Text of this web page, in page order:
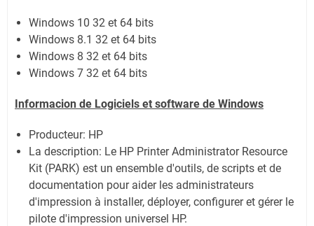
Windows 10 32 et 64 bits
Windows 8.1 32 et 64 bits
Windows 8 32 et 64 bits
Windows 7 32 et 64 bits
Informacion de Logiciels et software de Windows
Producteur: HP
La description: Le HP Printer Administrator Resource
Kit (PARK) est un ensemble d'outils, de scripts et de
documentation pour aider les administrateurs
d'impression à installer, déployer, configurer et gérer le
pilote d'impression universel HP.